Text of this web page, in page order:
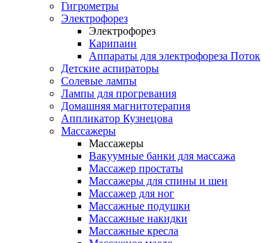
Гигрометры
Электрофорез
Электрофорез
Карипаин
Аппараты для электрофореза Поток
Детские аспираторы
Солевые лампы
Лампы для прогревания
Домашняя магнитотерапия
Аппликатор Кузнецова
Массажеры
Массажеры
Вакуумные банки для массажа
Массажер простаты
Массажеры для спины и шеи
Массажер для ног
Массажные подушки
Массажные накидки
Массажные кресла